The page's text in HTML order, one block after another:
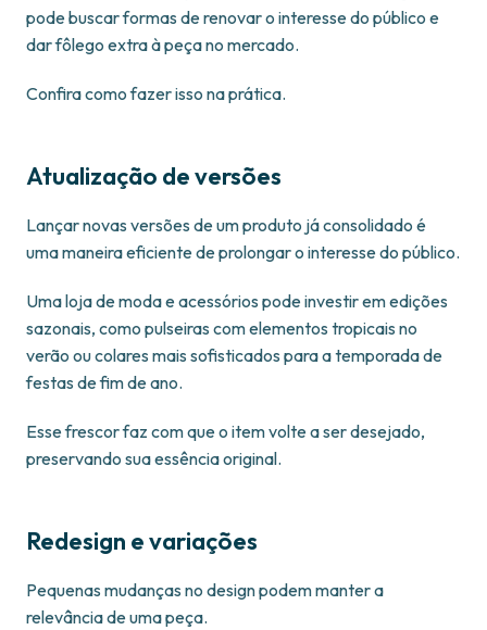
pode buscar formas de renovar o interesse do público e
dar fôlego extra à peça no mercado.
Confira como fazer isso na prática.
Atualização de versões
Lançar novas versões de um produto já consolidado é
uma maneira eficiente de prolongar o interesse do público.
Uma loja de moda e acessórios pode investir em edições
sazonais, como pulseiras com elementos tropicais no
verão ou colares mais sofisticados para a temporada de
festas de fim de ano.
Esse frescor faz com que o item volte a ser desejado,
preservando sua essência original.
Redesign e variações
Pequenas mudanças no design podem manter a
relevância de uma peça.